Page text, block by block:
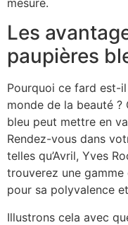
Les
paupières
Pourquoi ce fard est-
monde de la beauté
bleu peut mettre en
Rendez-vous dans
telles qu’Avril, Yves
trouverez une
pour sa polyvalence
Illustrons cela avec